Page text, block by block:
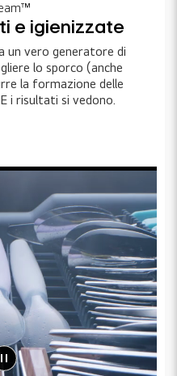
e igienizzate
un vero generatore di
lo sporco (anche
la formazione delle
i risultati si vedono.